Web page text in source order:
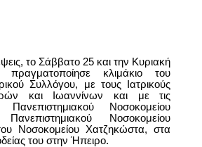
το Σάββατο 25 και την Κυριακή
κλιμάκιο του
Συλλόγου, με τους Ιατρικούς
και Ιωαννίνων και με τις
Πανεπιστημιακού Νοσοκομείου
Νοσοκομείου
Νοσοκομείου Χατζηκώστα, στα
του στην Ήπειρο.